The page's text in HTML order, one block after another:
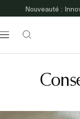
au
Nouveauté :
Navigation